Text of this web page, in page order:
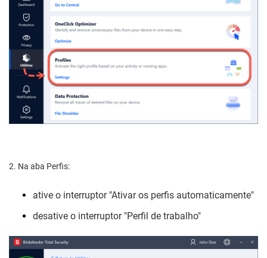
2. Na aba Perfis:
ative o interruptor "Ativar os perfis automaticamente"
desative o interruptor "Perfil de trabalho"